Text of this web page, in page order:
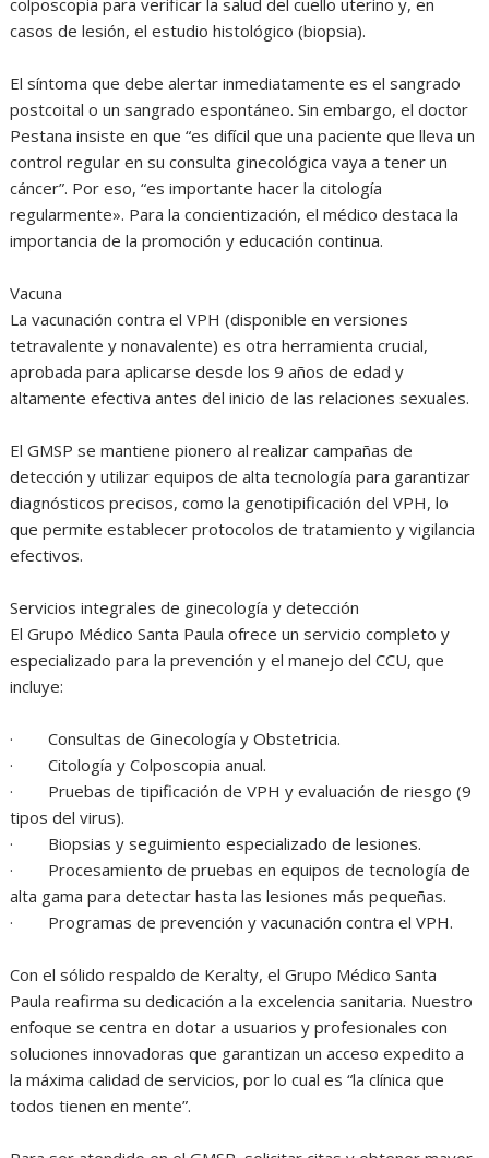
casos de lesión, el estudio histológico (biopsia).
El síntoma que debe alertar inmediatamente es el sangrado
postcoital o un sangrado espontáneo. Sin embargo, el doctor
Pestana insiste en que “es difícil que una paciente que lleva un
control regular en su consulta ginecológica vaya a tener un
cáncer”. Por eso, “es importante hacer la citología
regularmente». Para la concientización, el médico destaca la
importancia de la promoción y educación continua.
Vacuna
La vacunación contra el VPH (disponible en versiones
tetravalente y nonavalente) es otra herramienta crucial,
aprobada para aplicarse desde los 9 años de edad y
altamente efectiva antes del inicio de las relaciones sexuales.
El GMSP se mantiene pionero al realizar campañas de
detección y utilizar equipos de alta tecnología para garantizar
diagnósticos precisos, como la genotipificación del VPH, lo
que permite establecer protocolos de tratamiento y vigilancia
efectivos.
Servicios integrales de ginecología y detección
El Grupo Médico Santa Paula ofrece un servicio completo y
especializado para la prevención y el manejo del CCU, que
incluye:
· Consultas de Ginecología y Obstetricia.
· Citología y Colposcopia anual.
· Pruebas de tipificación de VPH y evaluación de riesgo (9
tipos del virus).
· Biopsias y seguimiento especializado de lesiones.
· Procesamiento de pruebas en equipos de tecnología de
alta gama para detectar hasta las lesiones más pequeñas.
· Programas de prevención y vacunación contra el VPH.
Con el sólido respaldo de Keralty, el Grupo Médico Santa
Paula reafirma su dedicación a la excelencia sanitaria. Nuestro
enfoque se centra en dotar a usuarios y profesionales con
soluciones innovadoras que garantizan un acceso expedito a
la máxima calidad de servicios, por lo cual es “la clínica que
todos tienen en mente”.